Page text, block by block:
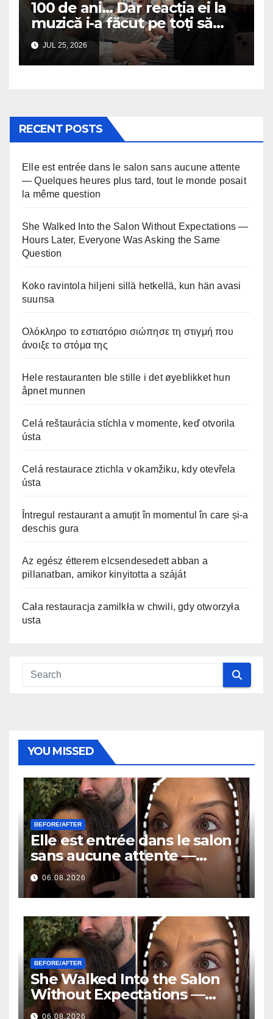
100 de ani… Dar reacția ei la
muzică i-a făcut pe toți să
plângă
JUL 25, 2026
RECENT POSTS
Elle est entrée dans le salon sans aucune attente
— Quelques heures plus tard, tout le monde posait
la même question
She Walked Into the Salon Without Expectations —
Hours Later, Everyone Was Asking the Same
Question
Koko ravintola hiljeni sillä hetkellä, kun hän avasi
suunsa
Ολόκληρο το εστιατόριο σιώπησε τη στιγμή που
άνοιξε το στόμα της
Hele restauranten ble stille i det øyeblikket hun
åpnet munnen
Celá reštaurácia stíchla v momente, keď otvorila
ústa
Celá restaurace ztichla v okamžiku, kdy otevřela
ústa
Întregul restaurant a amuțit în momentul în care și-a
deschis gura
Az egész étterem elcsendesedett abban a
pillanatban, amikor kinyitotta a száját
Cała restauracja zamilkła w chwili, gdy otworzyła
usta
YOU MISSED
BEFORE/AFTER
Elle est entrée dans le salon
sans aucune attente —
Quelques heures plus tard,
tout le monde posait la
même question
06.08.2026
BEFORE/AFTER
She Walked Into the Salon
Without Expectations —
Hours Later, Everyone Was
06.08.2026